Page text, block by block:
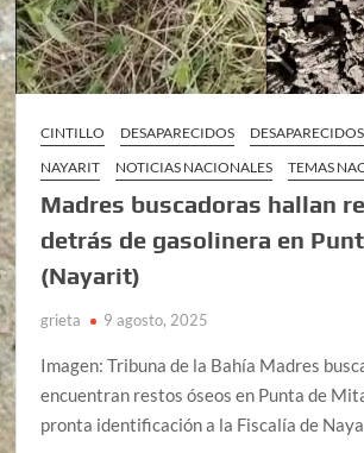
CINTILLO DESAPARECIDOS
NAYARIT
NOTICIAS NACIONALES TEMAS
Madres buscadoras hallan
detrás de gasolinera en
(Nayarit)
grieta 9 agosto, 2025
Imagen: Tribuna de la Bahía Madres
encuentran restos óseos en Punta de
pronta identificación a la Fiscalía de